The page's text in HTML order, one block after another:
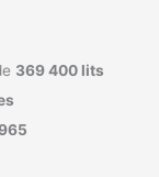
369 400 lits